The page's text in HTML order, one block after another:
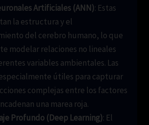
Artificiales (ANN): Estas
la estructura y el
del cerebro humano, lo que
modelar relaciones no lineales
variables ambientales. Las
útiles para capturar
complejas entre los factores
una marea roja.
Profundo (Deep Learning): El